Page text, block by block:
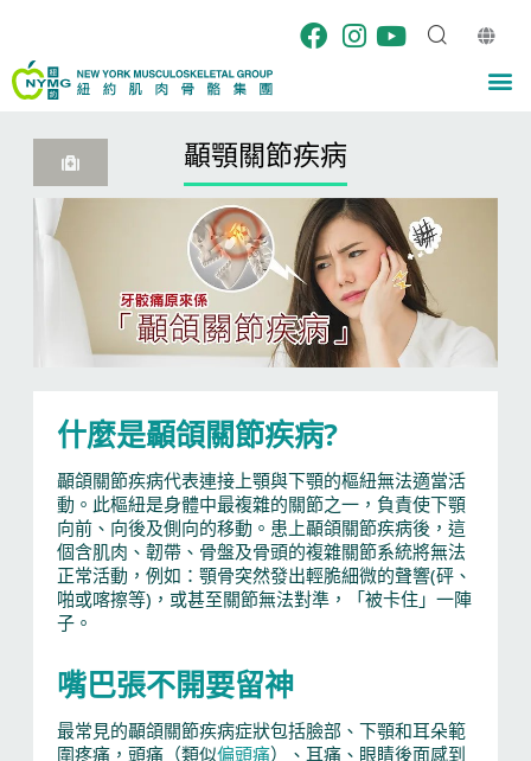
content
顳顎關節疾病
什麼是顳頜關節疾病?
顳頜關節疾病代表連接上顎與下顎的樞紐無法適當活
動。此樞紐是身體中最複雜的關節之一，負責使下顎
向前、向後及側向的移動。患上顳頜關節疾病後，這
個含肌肉、韌帶、骨盤及骨頭的複雜關節系統將無法
正常活動，例如：顎骨突然發出輕脆細微的聲響(砰、
啪或喀擦等)，或甚至關節無法對準，「被卡住」一陣
子。
嘴巴張不開要留神
最常見的顳頜關節疾病症狀包括臉部、下顎和耳朵範
圍疼痛，頭痛（類似偏頭痛）、耳痛、眼睛後面感到